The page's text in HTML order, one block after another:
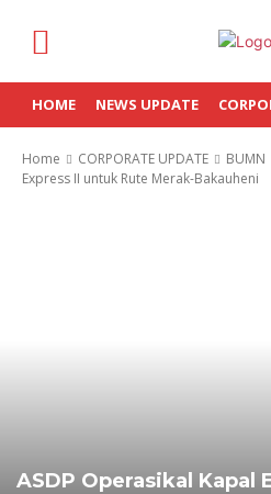
HOME NEWS UPDATE
Home CORPORATE UPDATE BUMN
Express II untuk Rute Merak-Bakauheni
ASDP Operasikal Kapal